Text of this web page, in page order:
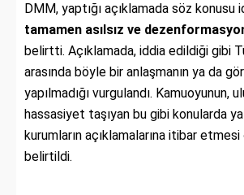
DMM, yaptığı açıklamada söz konusu
tamamen asılsız ve
belirtti. Açıklamada, iddia edildiği gibi
arasında böyle bir anlaşmanın ya da
yapılmadığı vurgulandı. Kamuoyunun,
hassasiyet taşıyan bu gibi konularda
kurumların açıklamalarına itibar
belirtildi.